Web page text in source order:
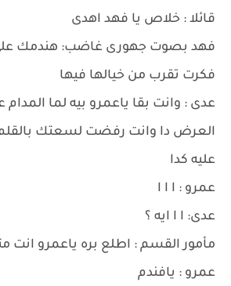
قائلا : خلاص يا فهد اهدى
فهد بصوت جهورى غاضب: هندمك على
فكرت تقرب من خيالها فيها
عدى : وانت بقا ياعمرو بيه لما
العرض دا وانت رفضت لسعتك
عليه كدا
عمرو : ا ا ا
عدى: ا ا ايه ؟
مأمور القسم : اطلع بره ياعمرو انت
عمرو : يافندم